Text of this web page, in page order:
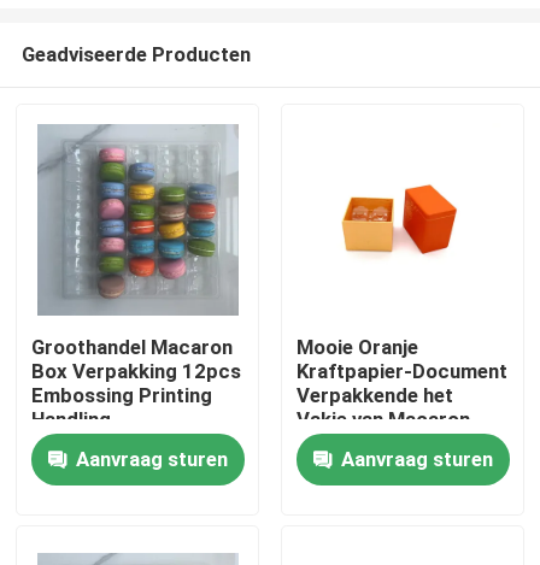
Huis
Producten
Geadviseerde Producten
Groothandel Macaron
Box Verpakking 12pcs
Embossing Printing
Handling
Aanvraag sturen
Mooie Oranje
Kraftpapier-Document
Verpakkende het
Vakje van Macaron
Rekupereerbare
UVdeklaag 2pcs
Aanvraag sturen